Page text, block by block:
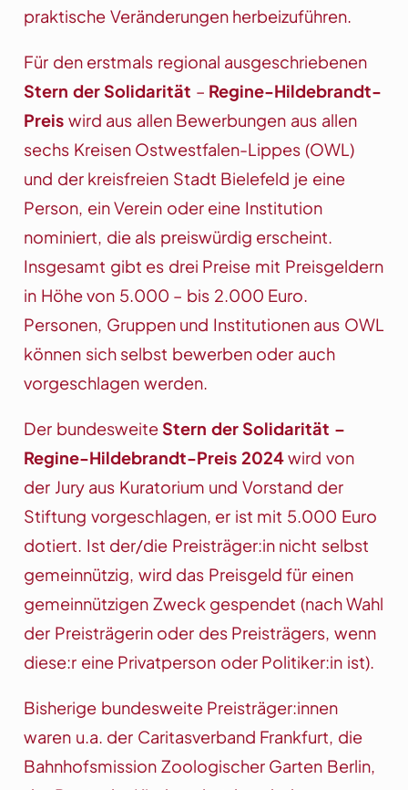
praktische Veränderungen herbeizuführen.
Für den erstmals regional ausgeschriebenen
Stern der Solidarität – Regine-Hildebrandt-
Preiswird aus allen Bewerbungen aus allen
sechs Kreisen Ostwestfalen-Lippes (OWL)
und der kreisfreien Stadt Bielefeld je eine
Person, ein Verein oder eine Institution
nominiert, die als preiswürdig erscheint.
Insgesamt gibt es drei Preise mit Preisgeldern
in Höhe von 5.000 – bis 2.000 Euro.
Personen, Gruppen und Institutionen aus OWL
können sich selbst bewerben oder auch
vorgeschlagen werden.
Der bundesweiteStern der Solidarität –
Regine-Hildebrandt-Preis 2024wird von
der Jury aus Kuratorium und Vorstand der
Stiftung vorgeschlagen, er ist mit 5.000 Euro
dotiert. Ist der/die Preisträger:in nicht selbst
gemeinnützig, wird das Preisgeld für einen
gemeinnützigen Zweck gespendet (nach Wahl
der Preisträgerin oder des Preisträgers, wenn
diese:r eine Privatperson oder Politiker:in ist).
Bisherige bundesweite Preisträger:innen
waren u.a. der Caritasverband Frankfurt, die
Bahnhofsmission Zoologischer Garten Berlin,